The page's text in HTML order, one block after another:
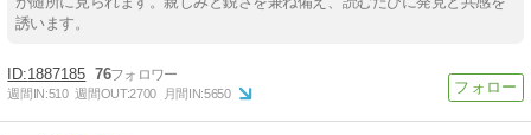
誘います。
1887185 76
週間IN:510 週間OUT:2700 月間IN:5650